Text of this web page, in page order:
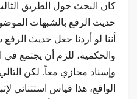
كان البحث حول الطريق
حديث الرفع بالشبهات
أننا لو أردنا جعل حديث
والحكمية، للزم أن يجتمع في
وإسناد مجازي معاً. لكن
الواقع، هذا قياس استثنائي